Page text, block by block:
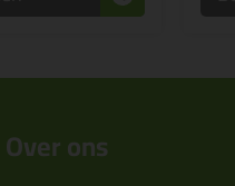
Over ons